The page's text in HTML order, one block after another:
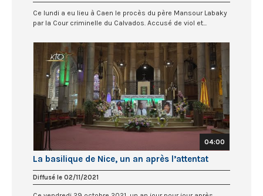
Ce lundi a eu lieu à Caen le procès du père Mansour Labaky
par la Cour criminelle du Calvados. Accusé de viol et...
04:00
La basilique de Nice, un an après l’attentat
Diffusé le 02/11/2021